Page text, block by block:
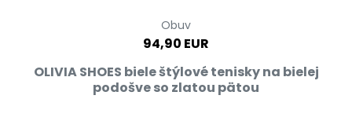
Obuv
94,90 EUR
OLIVIA SHOES biele štýlové tenisky na bielej
podošve so zlatou pätou